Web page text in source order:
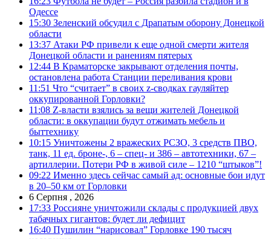
Одессе
15:30 Зеленский обсудил с Драпатым оборону Донецкой
области
13:37 Атаки РФ привели к еще одной смерти жителя
Донецкой области и ранениям пятерых
12:44 В Краматорске закрывают отделения почты,
остановлена работа Станции переливания крови
11:51 Что “считает” в своих z-сводках гауляйтер
оккупированной Горловки?
11:08 Z-власти взялись за вещи жителей Донецкой
области: в оккупации будут отжимать мебель и
быттехнику
10:15 Уничтожены 2 вражеских РСЗО, 3 средств ПВО,
танк, 11 ед. броне-, 6 – спец- и 386 – автотехники, 67 –
артиллерии. Потери РФ в живой силе – 1210 “штыков”!
09:22 Именно здесь сейчас самый ад: основные бои идут
в 20–50 км от Горловки
6 Серпня , 2026
17:33 Россияне уничтожили склады с продукцией двух
табачных гигантов: будет ли дефицит
16:40 Пушилин “нарисовал” Горловке 190 тысяч